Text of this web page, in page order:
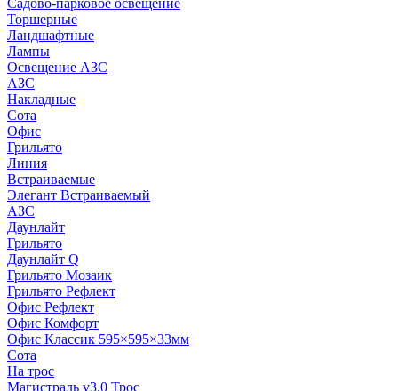
Садово-парковое освещение
Торшерные
Ландшафтные
Лампы
Освещение АЗС
АЗС
Накладные
Сота
Офис
Грильято
Линия
Встраиваемые
Элегант Встраиваемый
АЗС
Даунлайт
Грильято
Даунлайт Q
Грильято Мозаик
Грильято Рефлект
Офис Рефлект
Офис Комфорт
Офис Классик 595×595×33мм
Сота
На трос
Магистраль v3.0 Трос